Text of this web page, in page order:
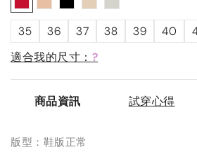
35 36 37 38 39 40
適合我的尺寸： ?
商品資訊 試穿心得
版型：鞋版正常